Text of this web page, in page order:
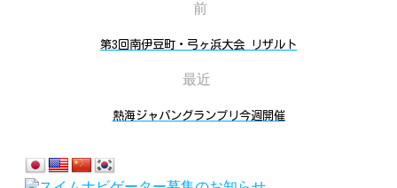
前
第3回南伊豆町・弓ヶ浜大会 リザルト
最近
熱海ジャパングランプリ今週開催